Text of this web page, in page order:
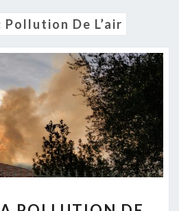
Pollution De L’air